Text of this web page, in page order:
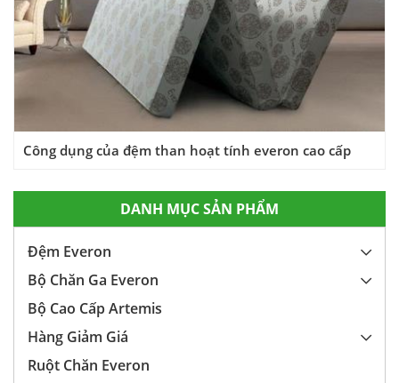
DANH MỤC SẢN PHẨM
Đệm Everon
Bộ Chăn Ga Everon
Bộ Cao Cấp Artemis
Hàng Giảm Giá
Ruột Chăn Everon
Công dụng của đệm than hoạt tính everon cao cấp